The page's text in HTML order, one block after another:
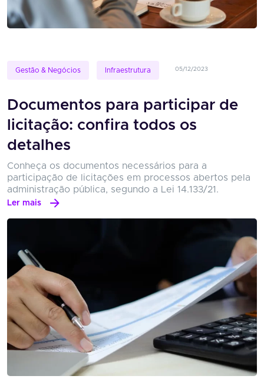
Gestão & Negócios Infraestrutura 05/12/2023
Documentos para participar de
licitação: confira todos os
detalhes
Conheça os documentos necessários para a
participação de licitações em processos abertos pela
administração pública, segundo a Lei 14.133/21.
Ler mais